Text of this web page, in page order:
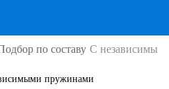
по составу С
пружинами